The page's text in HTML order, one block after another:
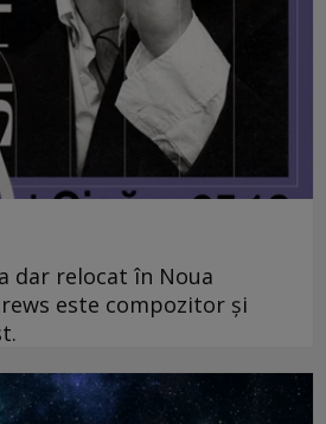
dar relocat în Noua
este compozitor și